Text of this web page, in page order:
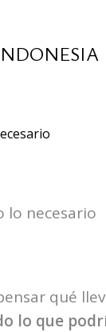
lo necesario
qué
lo que